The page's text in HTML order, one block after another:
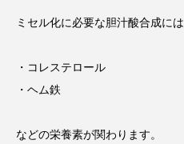
ミセル化に必要な胆汁酸合成には
・コレステロール
・ヘム鉄
などの栄養素が関わります。